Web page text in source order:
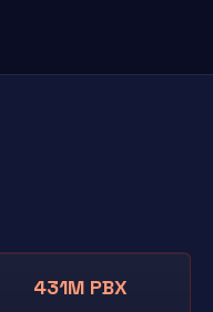
431M PBX